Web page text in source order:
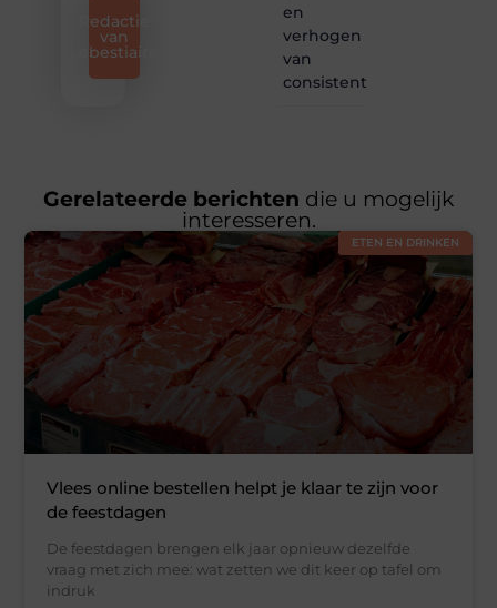
Redactie
van
Lebestiaire
en
verhogen
van
consistentie
Gerelateerde berichten die u mogelijk
interesseren.
ETEN EN DRINKEN
Vlees online bestellen helpt je klaar te zijn voor
de feestdagen
De feestdagen brengen elk jaar opnieuw dezelfde
vraag met zich mee: wat zetten we dit keer op tafel om
indruk